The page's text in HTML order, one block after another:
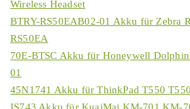
Wireless Headset
BTRY-RS50EAB02-01 Akku für Zebra
RS50EA
70E-BTSC Akku für Honeywell
01
45N1741 Akku für ThinkPad T550